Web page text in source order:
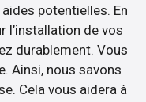
potentielles. En
l’installation de vos
durablement. Vous
Ainsi, nous savons
Cela vous aidera à